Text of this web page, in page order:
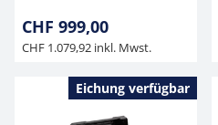
CHF 999,00
CHF 1.079,92 inkl. Mwst.
Eichung verfügbar